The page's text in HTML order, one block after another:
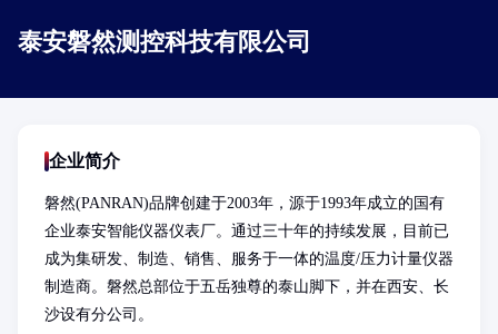
泰安磐然测控科技有限公司
企业简介
磐然(PANRAN)品牌创建于2003年，源于1993年成立的国有
企业泰安智能仪器仪表厂。通过三十年的持续发展，目前已
成为集研发、制造、销售、服务于一体的温度/压力计量仪器
制造商。磐然总部位于五岳独尊的泰山脚下，并在西安、长
沙设有分公司。